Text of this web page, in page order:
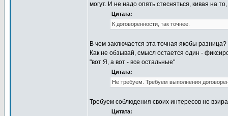
могут. И не надо опять стесняться, кивая на
Цитата:
К договоренности, так точнее.
В чем заключается эта точная якобы разница?
Как не обзывай, смысл остается один -
"вот Я, а вот - все остальные"
Цитата:
Не требуем. Требуем выполнения
Требуем соблюдения своих интересов не
Цитата: